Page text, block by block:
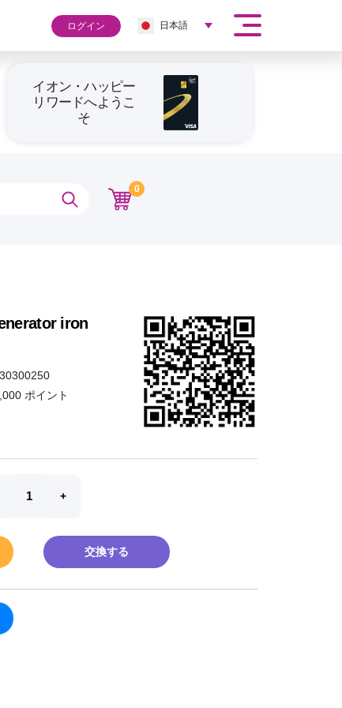
ログイン 日本語
イオン・ハッピー
リワードへようこ
そ
0
iron
ポイント
交換する